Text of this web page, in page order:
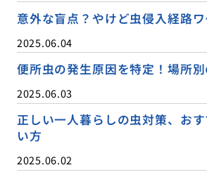
意外な盲点？やけど虫侵入経路
2025.06.04
便所虫の発生原因を特定！場所
2025.06.03
正しい一人暮らしの虫対策、お
い方
2025.06.02